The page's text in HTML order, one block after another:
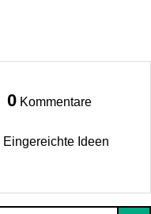
0 Kommentare
Eingereichte Ideen